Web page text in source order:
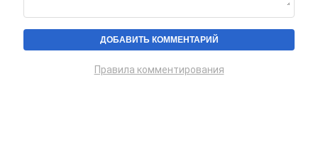
Правила комментирования